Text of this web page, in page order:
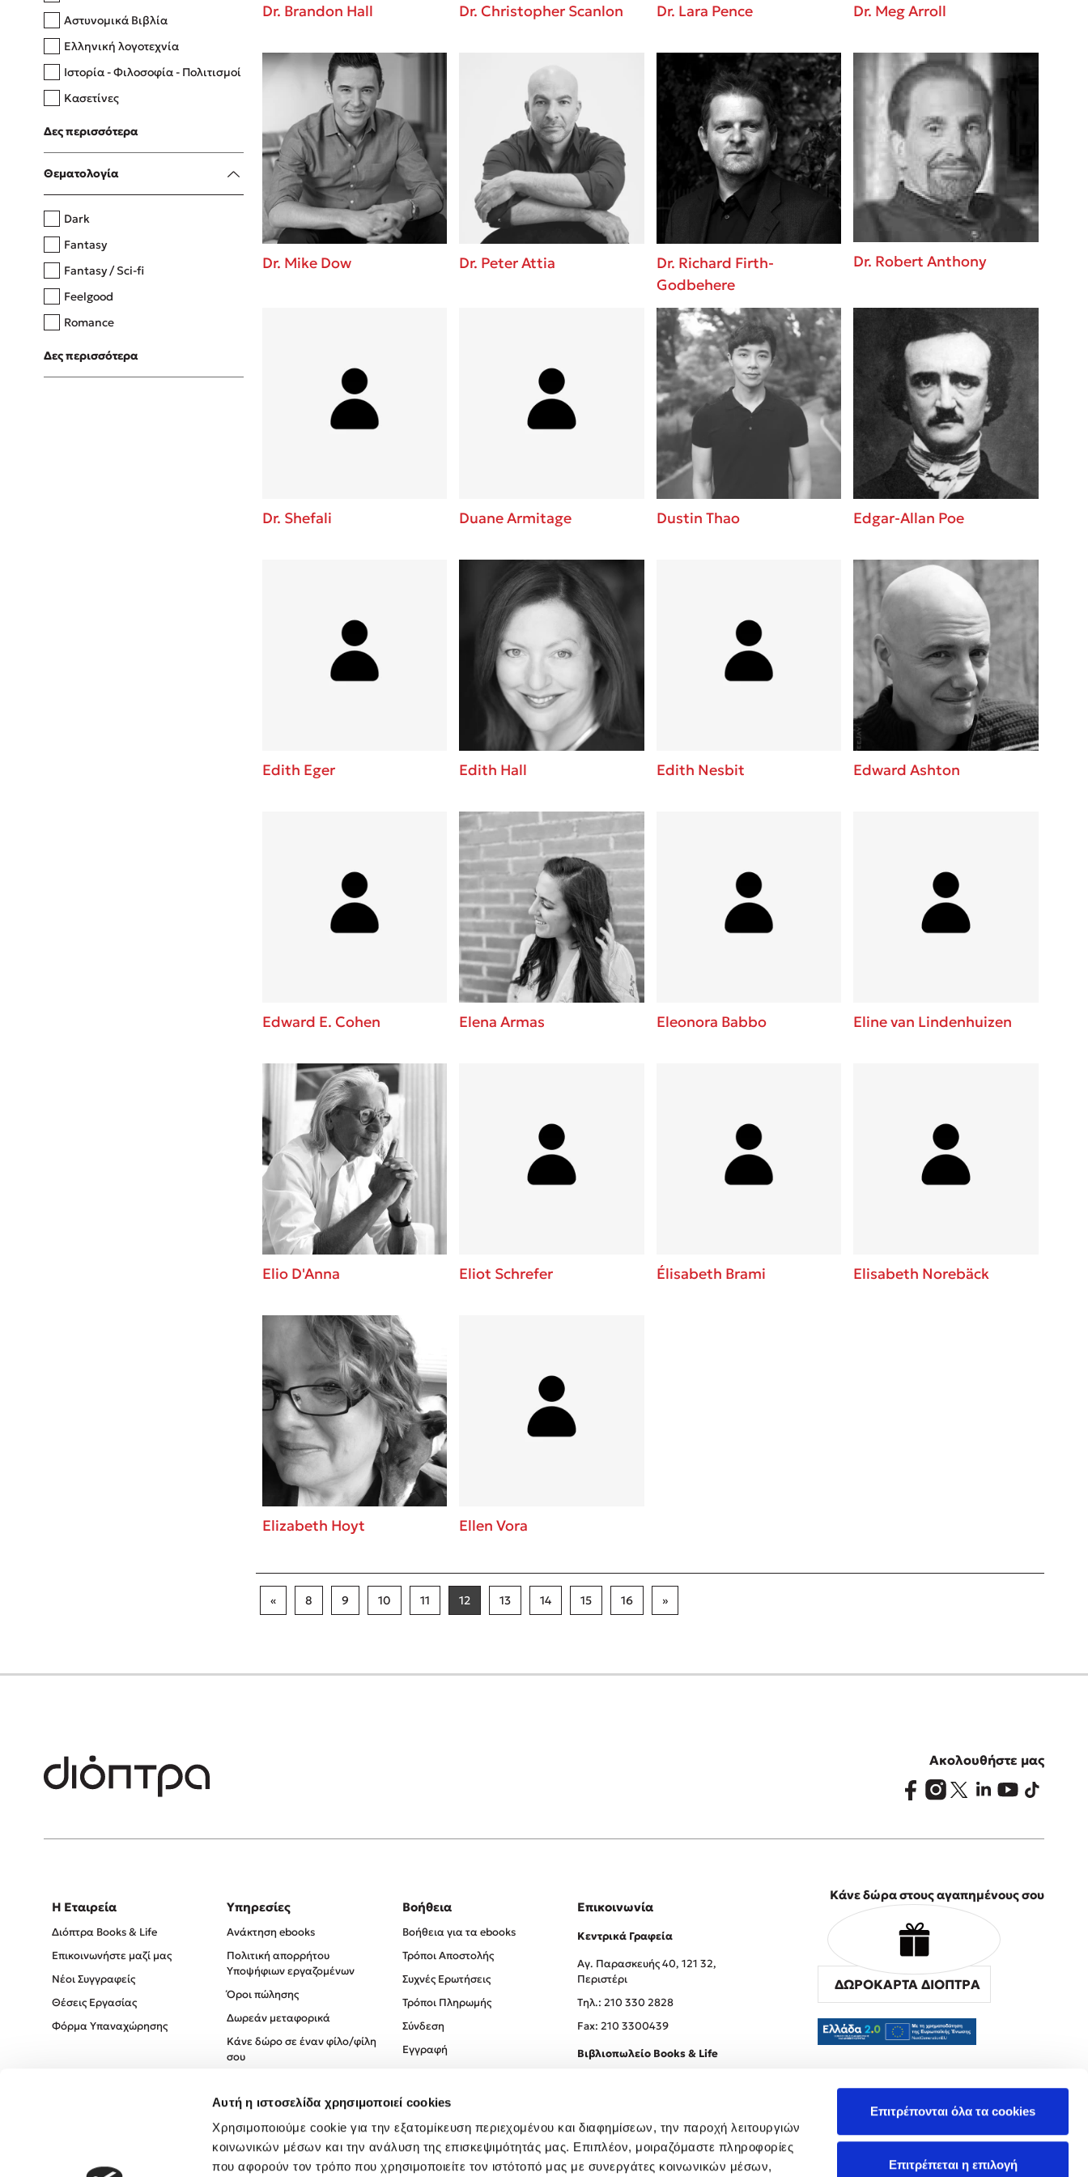
Αυτή η ιστοσελίδα χρησιμοποιεί cookies
Χρησιμοποιούμε cookie για την εξατομίκευση περιεχομένου και διαφημίσεων, την παροχή λειτουργιών
κοινωνικών μέσων και την ανάλυση της επισκεψιμότητάς μας. Επιπλέον, μοιραζόμαστε πληροφορίες
που αφορούν τον τρόπο που χρησιμοποιείτε τον ιστότοπό μας με συνεργάτες κοινωνικών μέσων,
Επιτρέπονται όλα τα cookies
Επιτρέπεται η επιλογή
Δανάη Δεληγεώργη
Πάνω, κάτω, μπροστά, πίσω
Η μέθοδος Αφήστε τους
Αστυνομικά Βιβλία
Ελληνική λογοτεχνία
Ιστορία - Φιλοσοφία - Πολιτισμοί
Κασετίνες
Λευκώματα - Έγχρωμοι οδηγοί
Μαγειρική
Δες περισσότερα
Θεματολογία
Dark
Fantasy
Fantasy / Sci-fi
Feelgood
Romance
Upmarket
Young Adult
Δες περισσότερα
Dr. Brandon Hall Dr. Christopher Scanlon Dr. Lara Pence Dr. Meg Arroll
Dr. Mike Dow Dr. Peter Attia
Dr. Richard Firth-
Godbehere
Dr. Robert Anthony
Dr. Shefali Duane Armitage Dustin Thao Edgar-Allan Poe
Edith Eger Edith Hall Edith Nesbit Edward Ashton
Edward E. Cohen Elena Armas Eleonora Babbo Eline van Lindenhuizen
Elio D'Anna Eliot Schrefer Élisabeth Brami Elisabeth Norebäck
Elizabeth Hoyt Ellen Vora
« 8 9 10 11 12 13 14 15 16 »
Ακολουθήστε μας
Η Εταιρεία
Διόπτρα Books & Life
Επικοινωνήστε μαζί μας
Νέοι Συγγραφείς
Θέσεις Εργασίας
Φόρμα Υπαναχώρησης
Υπηρεσίες
Ανάκτηση ebooks
Πολιτική απορρήτου
Υποψήφιων εργαζομένων
Όροι πώλησης
Δωρεάν μεταφορικά
Κάνε δώρο σε έναν φίλο/φίλη
σου
Πολιτική Απορρήτου
Όροι χρήσης
Βοήθεια
Βοήθεια για τα ebooks
Τρόποι Αποστολής
Συχνές Ερωτήσεις
Τρόποι Πληρωμής
Σύνδεση
Εγγραφή
Επικοινωνία
Κεντρικά Γραφεία
Αγ. Παρασκευής 40, 121 32,
Περιστέρι
Tηλ.: 210 330 2828
Fax: 210 3300439
Βιβλιοπωλείο Books & Life
Κάνε δώρα στους αγαπημένους σου
ΔΩΡΟΚΑΡΤΑ ΔΙΟΠΤΡΑ